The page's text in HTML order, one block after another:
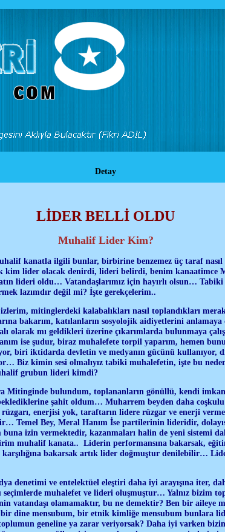
Detay
LİDER BELLİ OLDU
Muhalif Lider Kim?
kanatla ilgili bunlar, birbirine benzemez üç taraf
lider olacak denirdi, lideri belirdi, benim kanaatimce
lideri oldu… Vatandaşlarımız için hayırlı olsun…
lazımdır değil mi? İşte gerekçelerim..
mitinglerdeki kalabalıkları nasıl toplandıkları
bakarım, katılanların sosyolojik aidiyetlerini anlamaya
olarak mı geldikleri üzerine çıkarımlarda bulunmaya
ise şudur, biraz muhalefete torpil yaparım, hemen bunu
biri iktidarda devletin ve medyanın gücünü kullanıyor,
Biz kimin sesi olmalıyız tabiki muhalefetin, işte bu
grubun lideri kimdi?
Mitinginde bulundum, toplananların gönüllü, kendi
şahit oldum… Muharrem beyden daha
enerjisi yok, taraftarın lidere rüzgar ve enerji
Temel Bey, Meral Hanım İse partilerinin lideridir,
izin vermektedir, kazanmaları halin de yeni sistemi
muhalif kanata.. Liderin performansına bakarsak,
bakarsak artık lider doğmuştur denilebilir…
denetimi ve entelektüel eleştiri daha iyi arayışına iter,
muhalefet ve lideri oluşmuştur… Yalnız bizim
vatandaşı olamamaktır, bu ne demektir? Ben bir aileye
dine mensubum, bir etnik kimliğe mensubum bunlara
geneline ya zarar veriyorsak? Daha iyi varken bizim